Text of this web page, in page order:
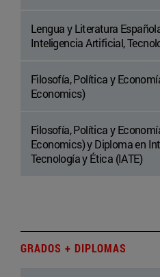
Lengua y Literatura
Inteligencia Artificial,
Filosofía, Política y
Economics)
Filosofía, Política y
Economics) y Diploma en
Tecnología y Ética (IATE)
GRADOS + DIPLOMAS